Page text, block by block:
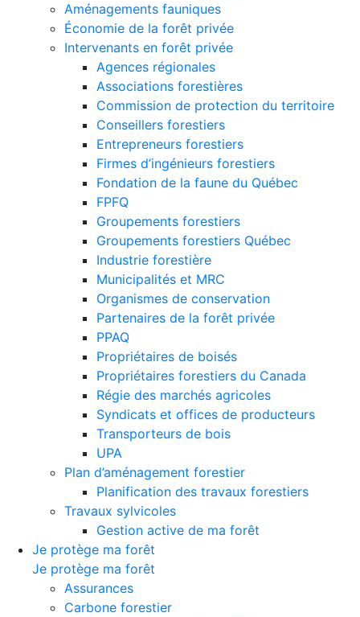
Aménagements fauniques
Économie de la forêt privée
Intervenants en forêt privée
Agences régionales
Associations forestières
Commission de protection du territoire
Conseillers forestiers
Entrepreneurs forestiers
Firmes d’ingénieurs forestiers
Fondation de la faune du Québec
FPFQ
Groupements forestiers
Groupements forestiers Québec
Industrie forestière
Municipalités et MRC
Organismes de conservation
Partenaires de la forêt privée
PPAQ
Propriétaires de boisés
Propriétaires forestiers du Canada
Régie des marchés agricoles
Syndicats et offices de producteurs
Transporteurs de bois
UPA
Plan d’aménagement forestier
Planification des travaux forestiers
Travaux sylvicoles
Gestion active de ma forêt
Je protège ma forêt
Je protège ma forêt
Assurances
Carbone forestier